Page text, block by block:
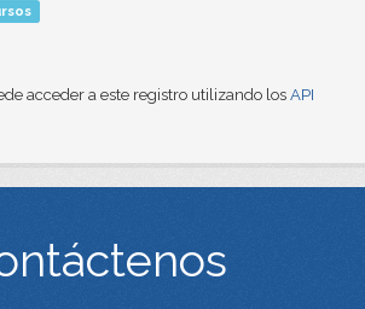
acceder a este registro utilizando los API